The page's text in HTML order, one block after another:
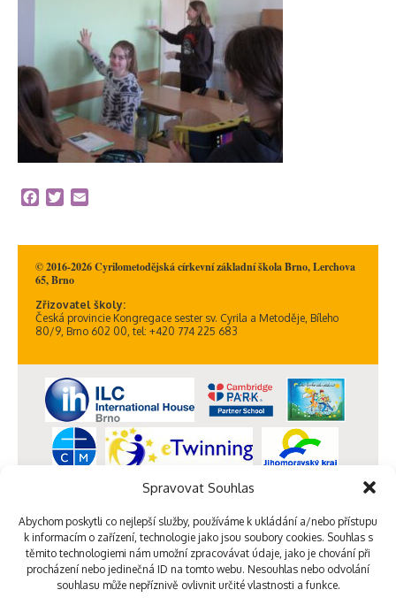
Spravovat Souhlas
Abychom poskytli co nejlepší služby, používáme k ukládání a/nebo přístupu
k informacím o zařízení, technologie jako jsou soubory cookies. Souhlas s
těmito technologiemi nám umožní zpracovávat údaje, jako je chování při
procházení nebo jedinečná ID na tomto webu. Nesouhlas nebo odvolání
souhlasu může nepříznivě ovlivnit určité vlastnosti a funkce.
Facebook
Twitter
© 2016-2026 Cyrilometodějská církevní základní škola Brno, Lerchova
65, Brno
Zřizovatel školy:
Česká provincie Kongregace sester sv. Cyrila a Metoděje, Bíleho
80/9, Brno 602 00, tel: +420 774 225 683